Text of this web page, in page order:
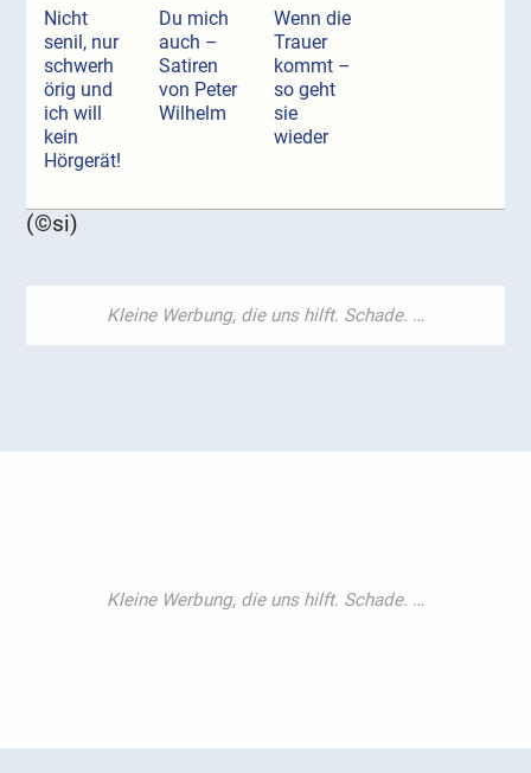
Nicht
senil, nur
schwerh
örig und
ich will
kein
Hörgerät!
Du mich
auch –
Satiren
von Peter
Wilhelm
Wenn die
Trauer
kommt –
so geht
sie
wieder
(©si)